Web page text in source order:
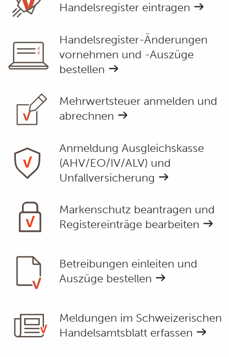
Handelsregister eintragen
Handelsregister-Änderungen
vornehmen und -Auszüge
bestellen
Mehrwertsteuer anmelden und
abrechnen
Anmeldung Ausgleichskasse
(AHV/EO/IV/ALV) und
Unfallversicherung
Markenschutz beantragen und
Registereinträge bearbeiten
Betreibungen einleiten und
Auszüge bestellen
Meldungen im Schweizerischen
Handelsamtsblatt erfassen